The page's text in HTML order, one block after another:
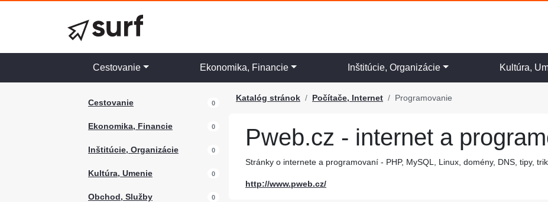
Cestovanie Ekonomika, Financie Inštitúcie, Organizácie Kultúra,
Cestovanie 0
Ekonomika, Financie 0
Inštitúcie, Organizácie 0
Kultúra, Umenie 0
Obchod, Služby 0
Katalóg stránok Počítače, Internet Programovanie
Pweb.cz - internet a
Stránky o internete a programovaní - PHP, MySQL, Linux, domény, DNS, tipy,
http://www.pweb.cz/